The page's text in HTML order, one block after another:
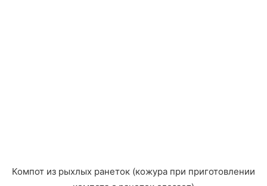
Компот из рыхлых ранеток (кожура при приготовлении